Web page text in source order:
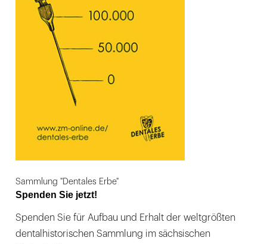
Sammlung "Dentales Erbe"
Spenden Sie jetzt!
Spenden Sie für Aufbau und Erhalt der weltgrößten
dentalhistorischen Sammlung im sächsischen